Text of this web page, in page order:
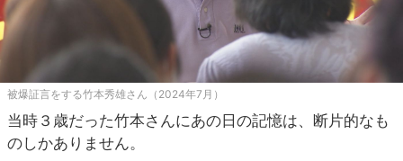
被爆証言をする竹本秀雄さん（2024年7月）
当時３歳だった竹本さんにあの日の記憶は、断片的なも
のしかありません。